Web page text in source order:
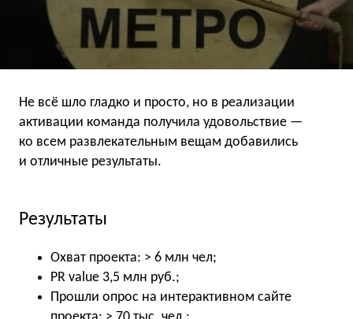
Не всё шло гладко и просто, но в реализации
активации команда получила удовольствие —
ко всем развлекательным вещам добавились
и отличные результаты.
Результаты
Охват проекта: > 6 млн чел;
PR value 3,5 млн руб.;
Прошли опрос на интерактивном сайте